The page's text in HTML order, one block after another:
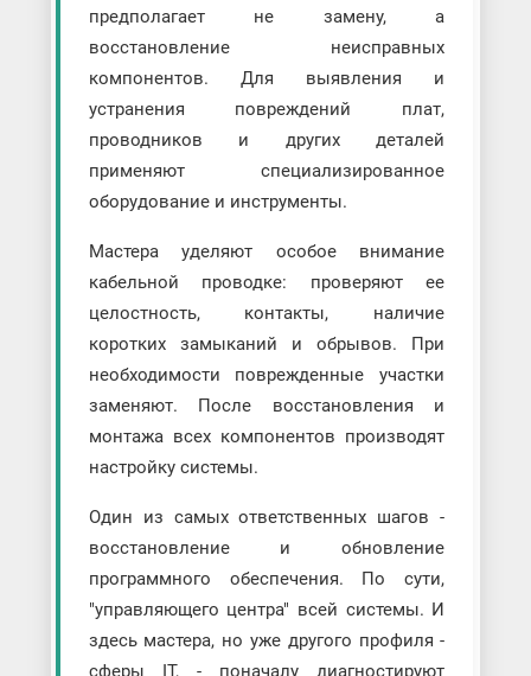
предполагает не замену, а
восстановление неисправных
компонентов. Для выявления и
устранения повреждений плат,
проводников и других деталей
применяют специализированное
оборудование и инструменты.
Мастера уделяют особое внимание
кабельной проводке: проверяют ее
целостность, контакты, наличие
коротких замыканий и обрывов. При
необходимости поврежденные участки
заменяют. После восстановления и
монтажа всех компонентов производят
настройку системы.
Один из самых ответственных шагов -
восстановление и обновление
программного обеспечения. По сути,
"управляющего центра" всей системы. И
здесь мастера, но уже другого профиля -
сферы IT, - поначалу диагностируют